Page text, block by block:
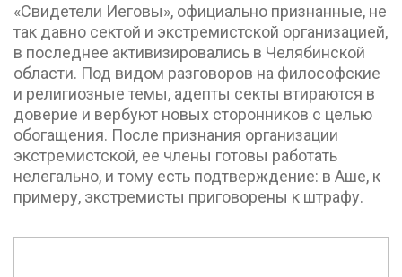
«Свидетели Иеговы», официально признанные, не
так давно сектой и экстремистской организацией,
в последнее активизировались в Челябинской
области. Под видом разговоров на философские
и религиозные темы, адепты секты втираются в
доверие и вербуют новых сторонников с целью
обогащения. После признания организации
экстремистской, ее члены готовы работать
нелегально, и тому есть подтверждение: в Аше, к
примеру, экстремисты приговорены к штрафу.